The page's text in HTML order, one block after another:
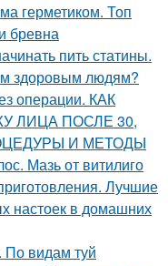
герметиком. Топ
бревна
пить статины.
здоровым людям?
операции. КАК
ЛИЦА ПОСЛЕ 30,
И МЕТОДЫ
Мазь от витилиго
Лучшие
настоек в домашних
По видам туй